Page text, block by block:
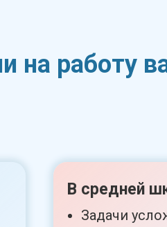
на работу
Задачи
В средней